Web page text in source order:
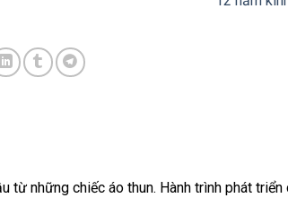
từ những chiếc áo thun. Hành trình phát